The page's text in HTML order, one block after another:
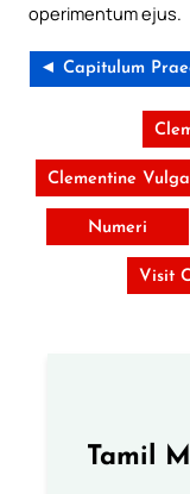
operimentum ejus.
◄ Capitulum
Clementine
Numeri
Visit
Tamil